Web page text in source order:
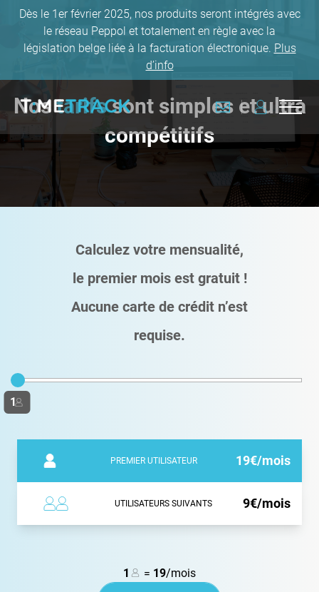
Dès le 1er février 2025, nos produits seront intégrés avec
le réseau Peppol et totalement en règle avec la
législation belge liée à la facturation électronique. Plus
d’info
CONTACTCONNEXION
Nostarifssont simples et ultra
compétitifs
Calculez votre mensualité,
le premier mois est gratuit !
Aucune carte de crédit n’est
requise.
Choisissez un prix :
1
PREMIER UTILISATEUR 19€/mois
UTILISATEURS SUIVANTS 9€/mois
1 = 19/mois